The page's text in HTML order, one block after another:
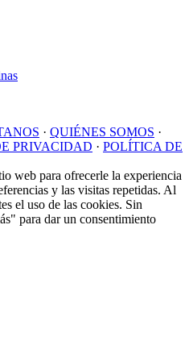
· QUIÉNES SOMOS ·
PRIVACIDAD · POLÍTICA DE
web para ofrecerle la experiencia
y las visitas repetidas. Al
el uso de las cookies. Sin
para dar un consentimiento